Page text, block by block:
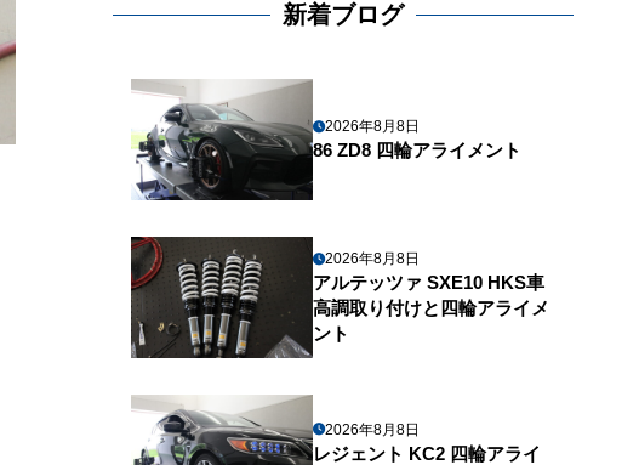
新着ブログ
2026年8月8日
86 ZD8 四輪アライメント
2026年8月8日
アルテッツァ SXE10 HKS車
高調取り付けと四輪アライメ
ント
2026年8月8日
レジェント KC2 四輪アライ